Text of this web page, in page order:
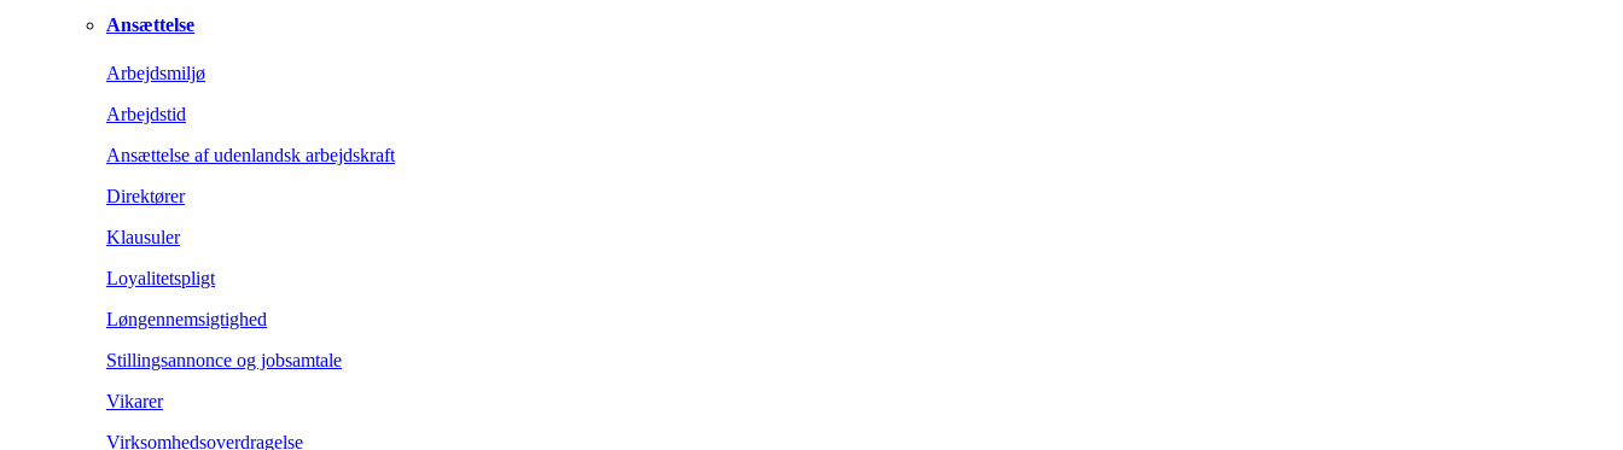
Ansættelse
Arbejdsmiljø
Arbejdstid
Ansættelse af udenlandsk arbejdskraft
Direktører
Klausuler
Loyalitetspligt
Løngennemsigtighed
Stillingsannonce og jobsamtale
Vikarer
Virksomhedsoverdragelse